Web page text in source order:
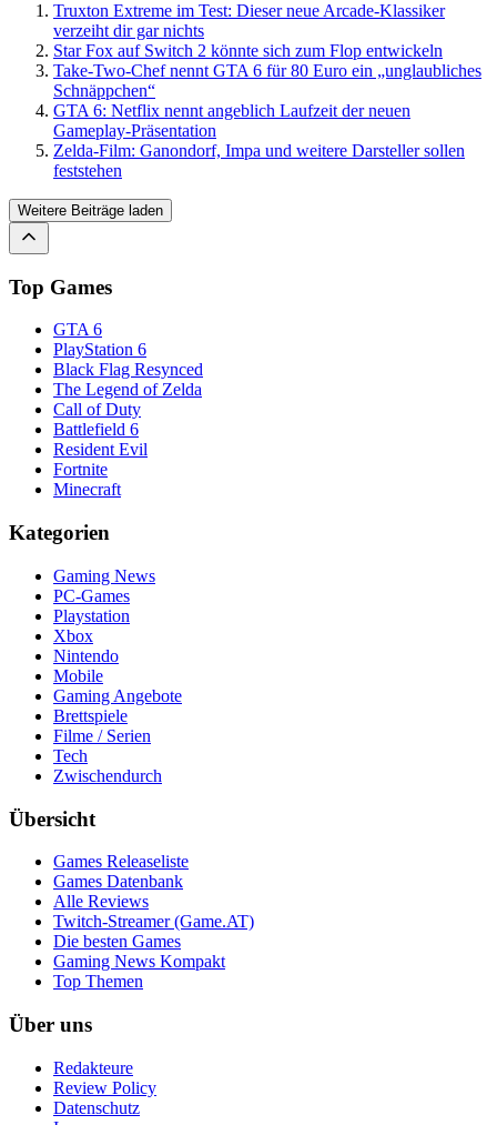
Truxton Extreme im Test: Dieser neue Arcade-Klassiker
verzeiht dir gar nichts
Star Fox auf Switch 2 könnte sich zum Flop entwickeln
Take-Two-Chef nennt GTA 6 für 80 Euro ein „unglaubliches
Schnäppchen“
GTA 6: Netflix nennt angeblich Laufzeit der neuen
Gameplay-Präsentation
Zelda-Film: Ganondorf, Impa und weitere Darsteller sollen
feststehen
Weitere Beiträge laden
Top Games
GTA 6
PlayStation 6
Black Flag Resynced
The Legend of Zelda
Call of Duty
Battlefield 6
Resident Evil
Fortnite
Minecraft
Kategorien
Gaming News
PC-Games
Playstation
Xbox
Nintendo
Mobile
Gaming Angebote
Brettspiele
Filme / Serien
Tech
Zwischendurch
Übersicht
Games Releaseliste
Games Datenbank
Alle Reviews
Twitch-Streamer (Game.AT)
Die besten Games
Gaming News Kompakt
Top Themen
Über uns
Redakteure
Review Policy
Datenschutz